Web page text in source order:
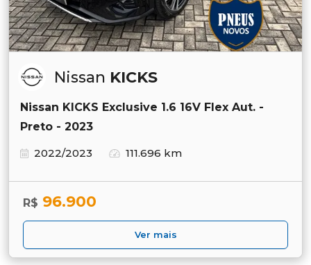
Nissan KICKS
Nissan KICKS Exclusive 1.6 16V Flex Aut. -
Preto - 2023
2022/2023
111.696 km
R$ 96.900
Ver mais